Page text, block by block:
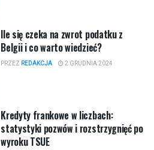
Ile się czeka na zwrot podatku z
Belgii i co warto wiedzieć?
PRZEZ REDAKCJA 2 GRUDNIA 2024
Kredyty frankowe w liczbach:
statystyki pozwów i rozstrzygnięć po
wyroku TSUE